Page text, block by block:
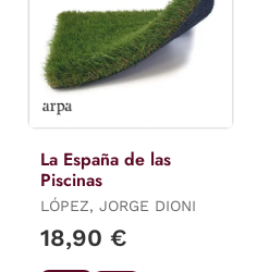
La España de las
Piscinas
LÓPEZ, JORGE DIONI
18,90 €